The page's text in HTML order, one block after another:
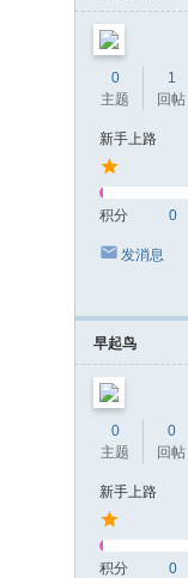
0
主题
1
回帖
新手上路
积分 0
发消息
早起鸟
0
主题
0
回帖
新手上路
积分 0